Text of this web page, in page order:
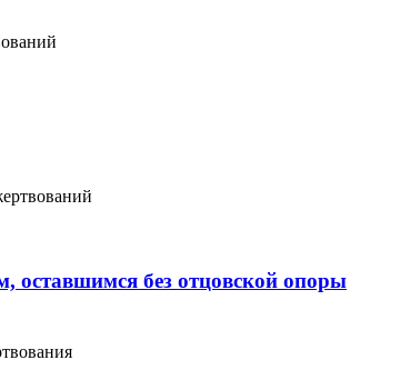
оставшимся без отцовской опоры